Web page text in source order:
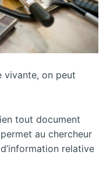
vivante, on peut
tout document
au chercheur
relative